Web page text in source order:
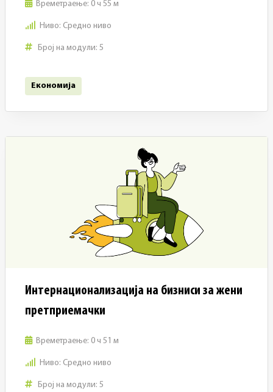
Времетраење: 0 ч 55 м
Ниво: Средно ниво
Број на модули: 5
Економија
Интернационализација на бизниси за жени
претприемачки
Времетраење: 0 ч 51 м
Ниво: Средно ниво
Број на модули: 5